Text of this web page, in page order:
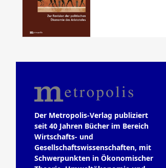
Der Metropolis-Verlag publiziert
seit 40 Jahren Bücher im Bereich
Wirtschafts- und
Gesellschaftswissenschaften, mit
Schwerpunkten in Ökonomischer